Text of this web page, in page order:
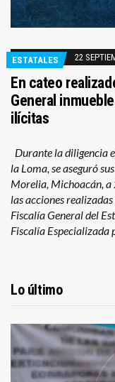
ESTATALES 22
En cateo
General
ilícitas
Durante la diligencia
la Loma, se aseguró
Morelia, Michoacán, a
las acciones
Fiscalía General del
Fiscalía
Lo último